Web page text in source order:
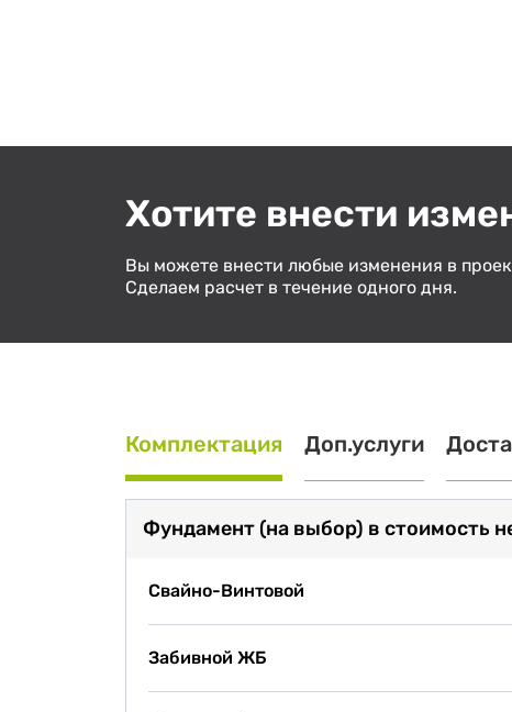
Хотите внести
Вы можете внести любые изменения в
Сделаем расчет в течение одного дня.
Комплектация Доп.услуги
Фундамент (на выбор) в стоимость
Свайно-Винтовой
Забивной ЖБ